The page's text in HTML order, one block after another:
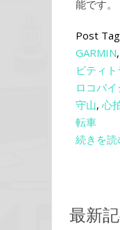
能です
Post
GARMIN,
ビティ
ロコバ
守山, 心
転車
続きを
最新